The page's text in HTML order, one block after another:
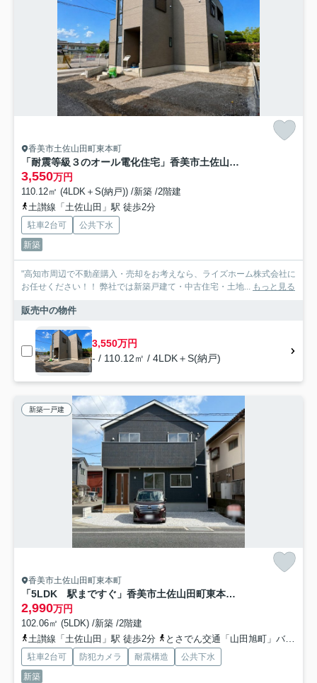
香美市土佐山田町東本町
「耐震等級３のオール電化住宅」香美市土佐山田町東本町1号地 新築一戸建て
3,550万円
110.12㎡ (4LDK＋S(納戸)) /新築 /2階建
土讃線「土佐山田」駅 徒歩2分
駐車2台可
公共下水
新築
"高知市周辺で不動産購入・売却をお考えなら、ライズホーム株式会社に
お任せください！！ 弊社では新築戸建て・中古住宅・土地... もっと見る
販売中の物件
3,550万円
- / 110.12㎡ / 4LDK＋S(納戸)
新築一戸建
香美市土佐山田町東本町
「5LDK 駅まですぐ」香美市土佐山田町東本町第1号棟
2,990万円
102.06㎡ (5LDK) /新築 /2階建
土讃線「土佐山田」駅 徒歩2分
とさでん交通「山田旭町」バス停下車 徒歩2分
駐車2台可 防犯カメラ 耐震構造
公共下水
新築